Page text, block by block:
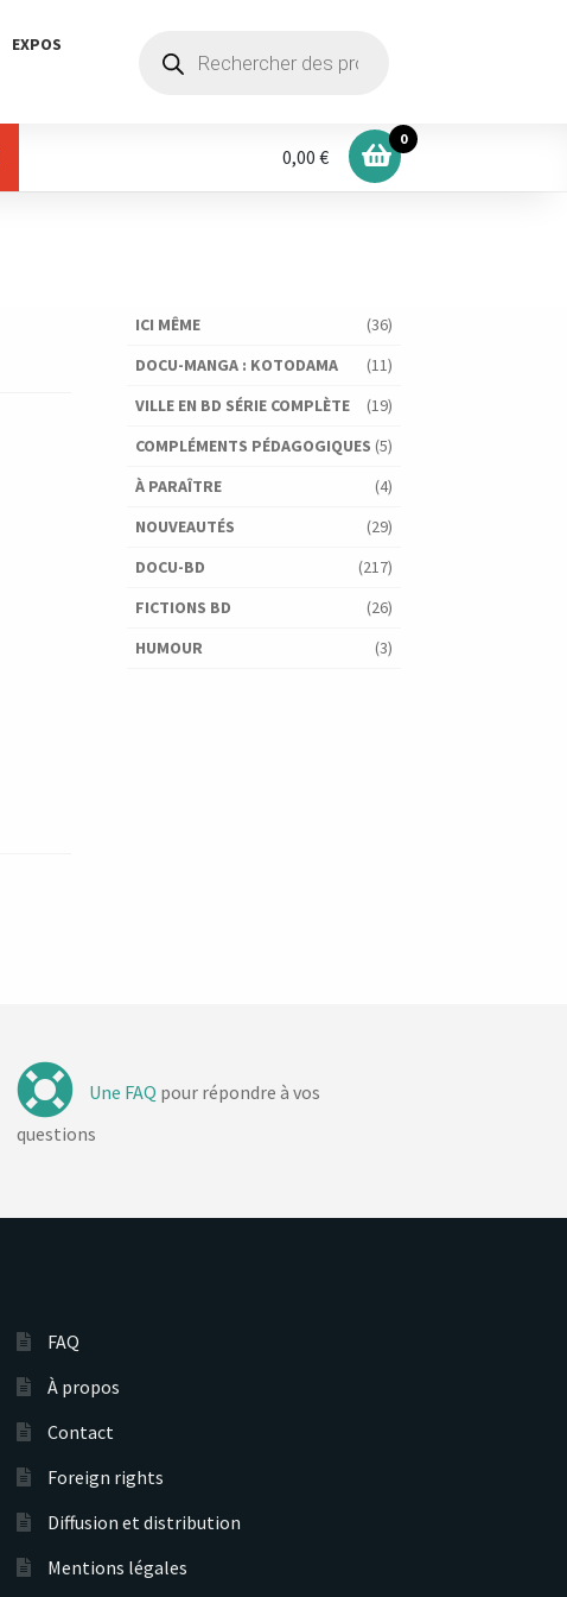
EXPOS
produits
0,00 €
0
ICI MÊME
(36)
DOCU-MANGA : KOTODAMA
(11)
VILLE EN BD SÉRIE COMPLÈTE
(19)
COMPLÉMENTS PÉDAGOGIQUES (5)
À PARAÎTRE
(4)
NOUVEAUTÉS
(29)
DOCU-BD
(217)
FICTIONS BD
(26)
HUMOUR
(3)
Une FAQ pour répondre à vos
questions
FAQ
À propos
Contact
Foreign rights
Diffusion et distribution
Mentions légales